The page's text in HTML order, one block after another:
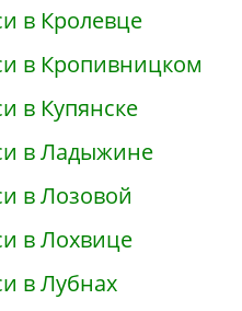
в Кролевце
в Кропивницком
в Купянске
в Ладыжине
в Лозовой
в Лохвице
в Лубнах